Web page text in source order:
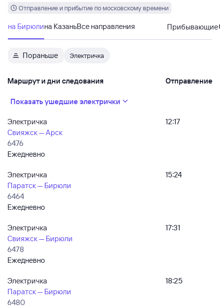
Отправление и прибытие по московскому времени
на Бирюлина КазаньВсе направления Прибывающие
Пораньше Электричка
Маршрут и дни следования Отправление
Показать ушедшие электрички
Электричка
Свияжск — Арск
6476
Ежедневно
12:17
Электричка
Паратск — Бирюли
6464
Ежедневно
15:24
Электричка
Свияжск — Бирюли
6478
Ежедневно
17:31
Электричка
Паратск — Бирюли
6480
18:25